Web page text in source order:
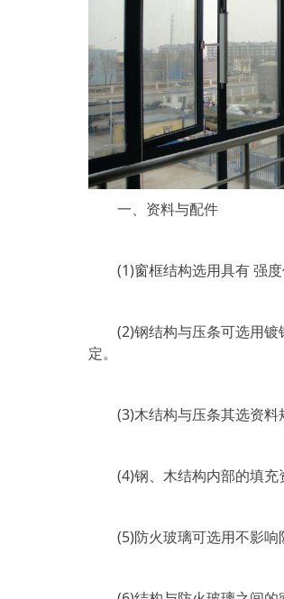
一、资料与配件
(1)窗框结构选用具有 强度
(2)钢结构与压条可选用镀
定。
(3)木结构与压条其选资料
(4)钢、木结构内部的填充
(5)防火玻璃可选用不影响